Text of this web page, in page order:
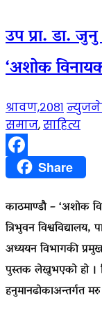
उप प्रा. डा.
‘अशोक
श्रावण,२०८१
समाज,साहित्य
FacebookShare
काठमाण्डौ – ‘अशोक
त्रिभुवन
अध्ययन विभागकी
पुस्तक लेख्नुभएको हो ।
हनुमानढोकाअन्तर्गत